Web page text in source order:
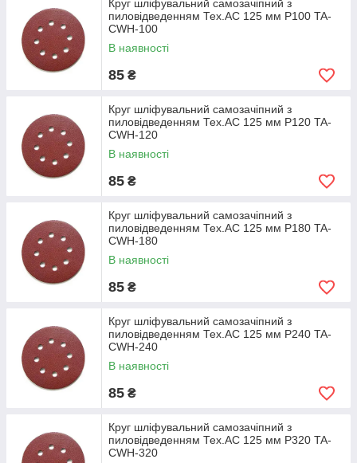
Круг шліфувальний самозачіпний з
пиловідведенням Тех.АС 125 мм Р100 TA-
CWH-100
В наявності
85 ₴
Круг шліфувальний самозачіпний з
пиловідведенням Тех.АС 125 мм Р120 TA-
CWH-120
В наявності
85 ₴
Круг шліфувальний самозачіпний з
пиловідведенням Тех.АС 125 мм Р180 TA-
CWH-180
В наявності
85 ₴
Круг шліфувальний самозачіпний з
пиловідведенням Тех.АС 125 мм Р240 TA-
CWH-240
В наявності
85 ₴
Круг шліфувальний самозачіпний з
пиловідведенням Тех.АС 125 мм Р320 TA-
CWH-320